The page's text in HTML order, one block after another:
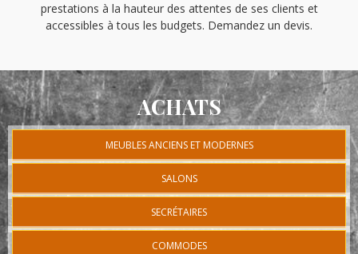
prestations à la hauteur des attentes de ses clients et
accessibles à tous les budgets. Demandez un devis.
ACHATS
MEUBLES ANCIENS ET MODERNES
SALONS
SECRÉTAIRES
COMMODES